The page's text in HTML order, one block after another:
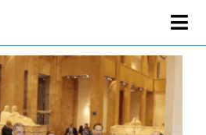
content
Toggle
Navigation
الصفحة الرئيسية
سياسة
اقتصاد